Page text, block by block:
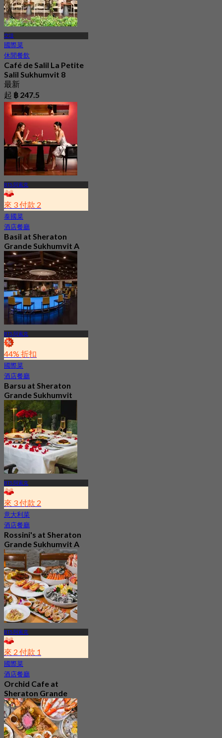
空堤
國際菜
休閒餐飲
Café de Salil La Petite
Salil Sukhumvit 8
最新
起 ฿ 247.5
BTS 阿索克
來 3 付款 2
泰國菜
酒店餐廳
Basil at Sheraton
Grande Sukhumvit A
Luxury Collection
Hotel
4.8
562 已預訂
起฿ 650
BTS 阿索克
44% 折扣
國際菜
酒店餐廳
Barsu at Sheraton
Grande Sukhumvit
4.8
797 已預訂
起฿ 282.75
BTS 阿索克
來 3 付款 2
意大利菜
酒店餐廳
Rossini's at Sheraton
Grande Sukhumvit A
Luxury Collection
Hotel
5.0
2.9K 已預訂
起฿ 621
BTS 阿索克
來 2 付款 1
國際菜
酒店餐廳
Orchid Cafe at
Sheraton Grande
Sukhumvit A Luxury
Collection Hotel
4.7
15K 已預訂